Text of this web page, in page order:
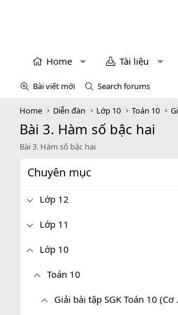
Home Tài liệu
Bài viết mới Search forums
Home Diễn đàn Lớp 10 Toán 10
Bài 3. Hàm số bậc hai
Bài 3. Hàm số bậc hai
Chuyên mục
Lớp 12
Lớp 11
Lớp 10
Toán 10
Giải